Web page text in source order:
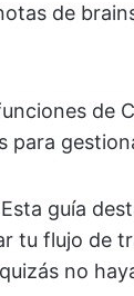
de
de
para
guía
tu flujo de
no